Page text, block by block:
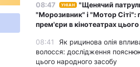
08:47 УНІАН
"Щенячий
"Морозивник" і "Мотор Сіті":
прем'єри в кінотеатрах
08:41
Як рицинова олія
волосся: дослідження
цього народного засобу